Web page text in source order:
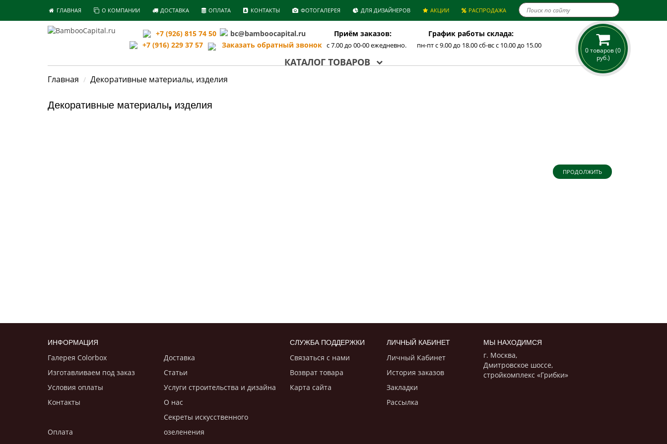
ГЛАВНАЯ О КОМПАНИИ ДОСТАВКА ОПЛАТА КОНТАКТЫ ФОТОГАЛЕРЕЯ ДЛЯ ДИЗАЙНЕРОВ АКЦИИ РАСПРОДАЖА
+7 (926) 815 74 50 bc@bamboocapital.ru Приём заказов:
График работы склада:
+7 (916) 229 37 57
Заказать обратный звонок с 7.00 до 00-00 ежедневно. пн-пт с 9.00 до 18.00 сб-вс с 10.00 до 15.00
0 товаров (0
руб.)
КАТАЛОГ ТОВАРОВ
Главная Декоративные материалы, изделия
Декоративные материалы, изделия
ПРОДОЛЖИТЬ
ИНФОРМАЦИЯ
Галерея Colorbox
Доставка
Изготавливаем под заказ
Статьи
Условия оплаты
Услуги строительствa и дизайнa
Контакты
О нас
Оплата
Секреты искусственного
озеленения
СЛУЖБА ПОДДЕРЖКИ
Связаться с нами
Возврат товара
Карта сайта
ЛИЧНЫЙ КАБИНЕТ
Личный Кабинет
История заказов
Закладки
Рассылка
МЫ НАХОДИМСЯ
г. Москва,
Дмитровское шоссе,
стройкомплекс «Грибки»